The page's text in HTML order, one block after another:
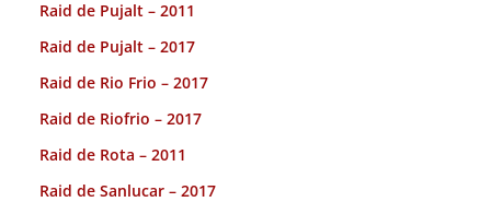
Raid de Pujalt – 2011
Raid de Pujalt – 2017
Raid de Rio Frio – 2017
Raid de Riofrio – 2017
Raid de Rota – 2011
Raid de Sanlucar – 2017